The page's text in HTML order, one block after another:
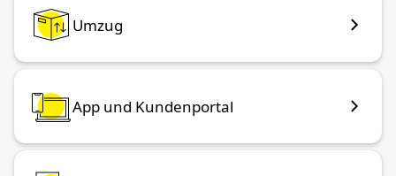
Umzug
App und Kundenportal